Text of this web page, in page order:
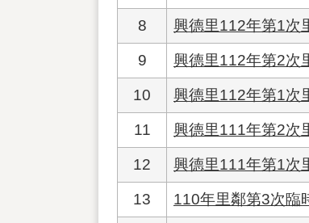
8 興德里112年第1次
9 興德里112年第2次
10 興德里112年第1次
11 興德里111年第2次
12 興德里111年第1次
13 110年里鄰第3次臨